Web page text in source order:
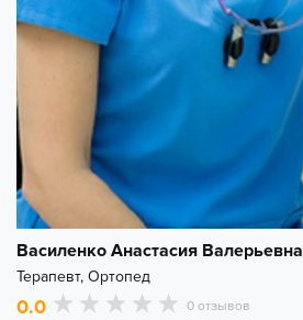
Василенко Анастасия Валерьевна
Терапевт, Ортопед
0.0 0 отзывов